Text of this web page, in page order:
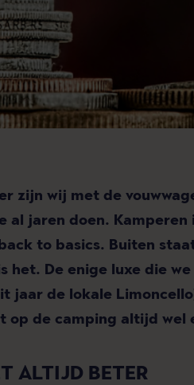
zijn wij met de
al jaren doen. Kamperen
to basics. Buiten
het. De enige luxe die
jaar de lokale
op de camping altijd wel
ALTIJD BETER